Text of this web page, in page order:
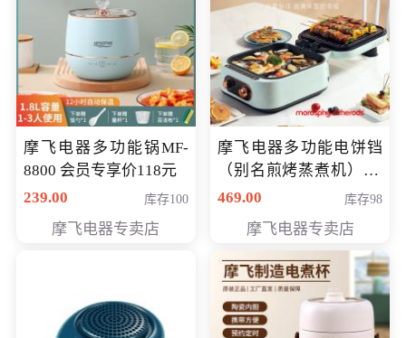
摩飞电器多功能锅MF-
8800 会员专享价118元
239.00
库存100
摩飞电器专卖店
摩飞电器多功能电饼铛
（别名煎烤蒸煮机） 型
号MF-8888B 会员专享
469.00 库存98
摩飞电器专卖店